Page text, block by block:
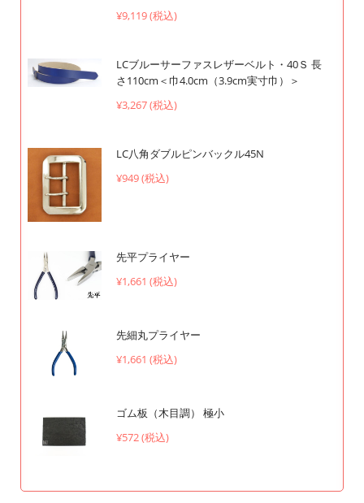
¥9,119 (税込)
LCブルーサーファスレザーベルト・40Ｓ 長
さ110cm＜巾4.0cm（3.9cm実寸巾）＞
¥3,267 (税込)
LC八角ダブルピンバックル45N
¥949 (税込)
先平プライヤー
¥1,661 (税込)
先細丸プライヤー
¥1,661 (税込)
ゴム板（木目調） 極小
¥572 (税込)